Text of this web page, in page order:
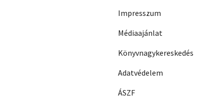
Impresszum
Médiaajánlat
Könyvnagykereskedés
Adatvédelem
ÁSZF